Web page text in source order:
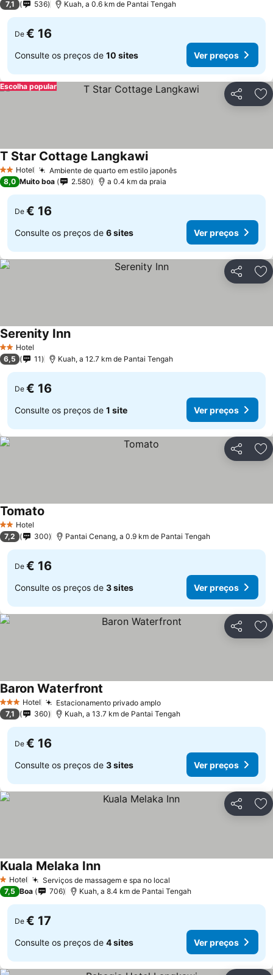
7,1 536 Kuah, a 0.6 km de Pantai Tengah
De € 16
Consulte os preços de 10 sites Ver preços
Partilhar
Escolha popular
2 Estrelas
Hotel Ambiente de quarto em estilo japonês
T Star Cottage Langkawi
8,0 Muito boa 2.580 a 0.4 km da praia
De € 16
Consulte os preços de 6 sites Ver preços
Partilhar
2 Estrelas
Hotel
Serenity Inn
6,5 11 Kuah, a 12.7 km de Pantai Tengah
De € 16
Consulte os preços de 1 site Ver preços
Partilhar
2 Estrelas
Hotel
Tomato
7,2 300 Pantai Cenang, a 0.9 km de Pantai Tengah
De € 16
Consulte os preços de 3 sites Ver preços
Partilhar
3 EstrelasHotel Estacionamento privado amplo
Baron Waterfront
7,1 360 Kuah, a 13.7 km de Pantai Tengah
De € 16
Consulte os preços de 3 sites Ver preços
Partilhar
1 Estrelas
Hotel Serviços de massagem e spa no local
Kuala Melaka Inn
7,5 Boa 706 Kuah, a 8.4 km de Pantai Tengah
De € 17
Consulte os preços de 4 sites Ver preços